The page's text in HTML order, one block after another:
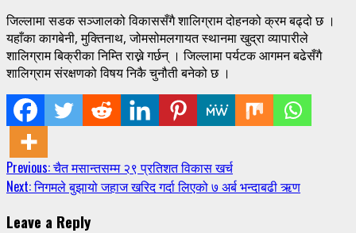
जिल्लामा सडक सञ्जालको विकाससँगै शालिग्राम दोहनको क्रम बढ्दो छ ।
यहाँका कागबेनी, मुक्तिनाथ, जोमसोमलगायत स्थानमा खुद्रा व्यापारीले
शालिग्राम बिक्रीका निम्ति राख्ने गर्छन् । जिल्लामा पर्यटक आगमन बढेसँगै
शालिग्राम संरक्षणको विषय निकै चुनौती बनेको छ ।
Continue
Reading
Previous:चैत मसान्तसम्म २९ प्रतिशत विकास खर्च
Next:निगमले बुझायो जहाज खरिद गर्दा लिएको ७ अर्ब भन्दाबढी ऋण
Leave a Reply